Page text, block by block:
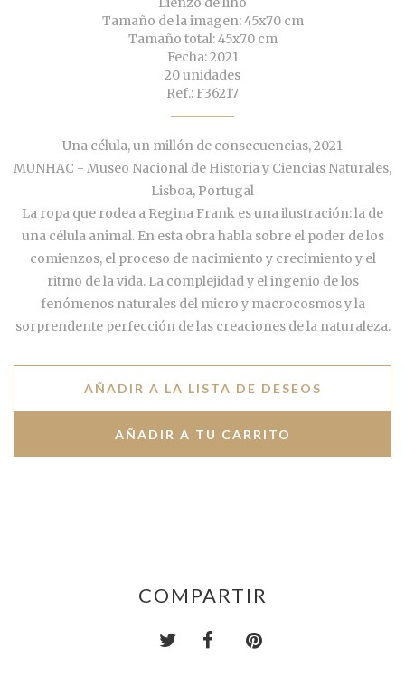
Tamaño de la imagen: 45x70 cm
Tamaño total: 45x70 cm
Fecha: 2021
20 unidades
Ref.: F36217
Una célula, un millón de consecuencias, 2021
MUNHAC - Museo Nacional de Historia y Ciencias Naturales,
Lisboa, Portugal
La ropa que rodea a Regina Frank es una ilustración: la de
una célula animal. En esta obra habla sobre el poder de los
comienzos, el proceso de nacimiento y crecimiento y el
ritmo de la vida. La complejidad y el ingenio de los
fenómenos naturales del micro y macrocosmos y la
sorprendente perfección de las creaciones de la naturaleza.
AÑADIR A LA LISTA DE DESEOS
COMPARTIR